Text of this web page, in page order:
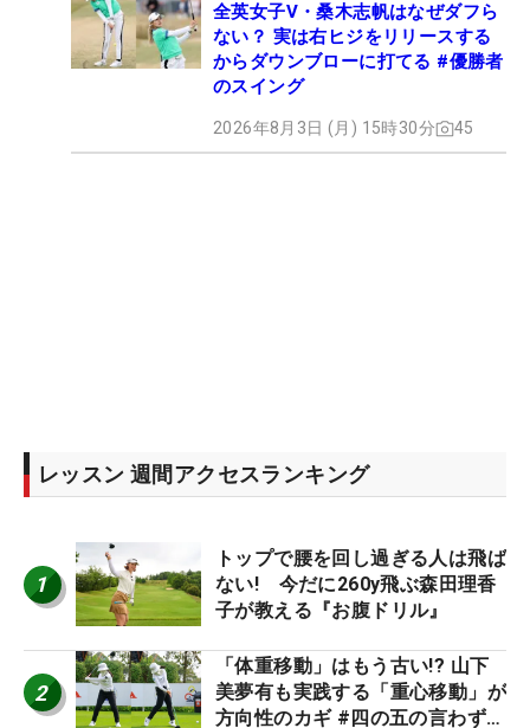
全英女子V・桑木志帆はなぜダフら
ない？ 実は右ヒジをリリースする
からダウンブローに打てる #優勝者
のスイング
2026年8月3日 (月) 15時30分 45
レッスン 週間アクセスランキング
1
トップで腰を回し過ぎる人は飛ば
ない! 今だに260y飛ぶ森田理香
子が教える『お腹ドリル』
2
「体重移動」はもう古い!? 山下
美夢有も実践する「重心移動」が
方向性のカギ #四の五の言わず振